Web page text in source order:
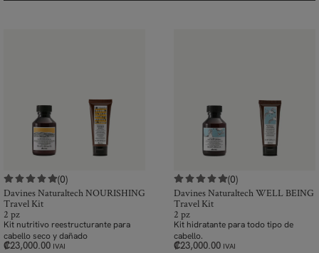
(0)
Davines Naturaltech NOURISHING
Travel Kit
2 pz
Kit nutritivo reestructurante para
cabello seco y dañado
₡23,000.00 IVAI
(0)
Davines Naturaltech WELL BEING
Travel Kit
2 pz
Kit hidratante para todo tipo de
cabello.
₡23,000.00 IVAI